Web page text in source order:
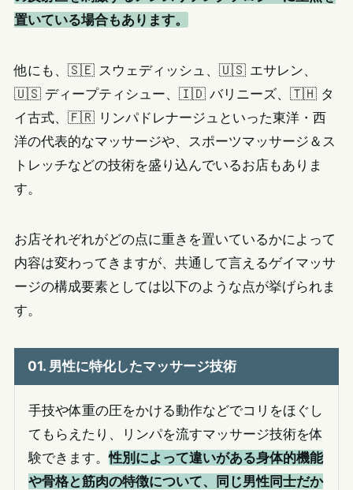
置いている場合もあります。
他にも、🇸🇪 スウェディッシュ、🇺🇸 エサレン、
🇺🇸 ディープティシュー、🇮🇩 バリニーズ、🇹🇭 タ
イ古式、🇫🇷 リンパドレナージュといった東洋・西
洋の代表的なマッサージや、スポーツマッサージ＆ス
トレッチなどの技術を盛り込んでいるお店もありま
す。
お店それぞれがどの点に重きを置いているかによって
内容は変わってきますが、共通して言えるゲイマッサ
ージの構成要素としては以下のような点が挙げられま
す。
01. 男性に特化したマッサージ技術
手技や体重の圧をかける動作などでコリをほぐし
てもらえたり、リンパを流すマッサージ技術を体
験できます。性別によって違いがある身体的機能
や骨格と筋肉の特徴について、同じ男性同士だか